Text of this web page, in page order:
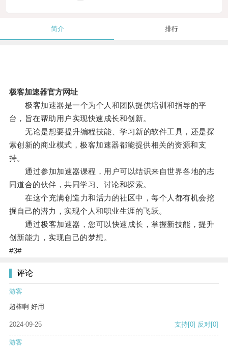
简介 排行
极客加速器官方网址
极客加速器是一个为个人和团队提供培训和指导的平
台，旨在帮助用户实现快速成长和创新。
无论是想要提升编程技能、学习新的软件工具，还是探
索创新的商业模式，极客加速器都能提供相关的资源和支
持。
通过参加加速器课程，用户可以结识来自世界各地的志
同道合的伙伴，共同学习、讨论和探索。
在这个充满创造力和活力的社区中，每个人都有机会挖
掘自己的潜力，实现个人和职业生涯的飞跃。
通过极客加速器，您可以快速成长，掌握新技能，提升
创新能力，实现自己的梦想。
#3#
评论
游客
超棒啊 好用
2024-09-25 支持[0] 反对[0]
游客